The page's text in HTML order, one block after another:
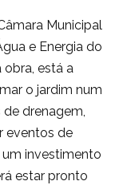
Municipal
e Energia do
obra, está a
o jardim num
drenagem,
eventos de
investimento
estar pronto